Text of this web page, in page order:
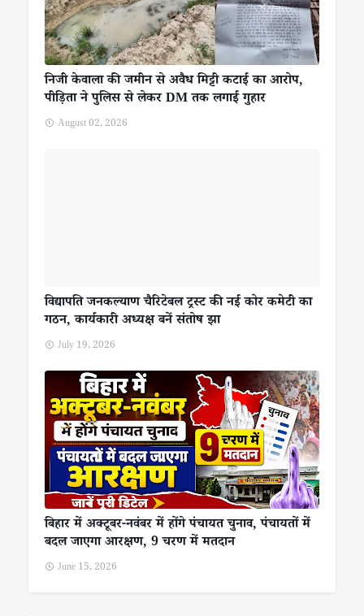
निजी केवाला की जमीन से अवैध मिट्टी कटाई का आरोप,
पीड़िता ने पुलिस से लेकर DM तक लगाई गुहार
August 02, 2026
विद्यापति जनकल्याण चैरिटेबल ट्रस्ट की नई कोर कमेटी का
गठन, कार्यकारी अध्यक्ष बनें संतोष झा
July 19, 2026
बिहार में अक्टूबर-नवंबर में होंगे पंचायत चुनाव, पंचायतों में
बदल जाएगा आरक्षण, 9 चरण में मतदान
June 15, 2026